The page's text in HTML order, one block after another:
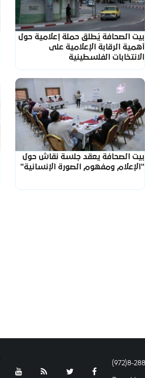
بيت الصحافة يُطلق حملة إعلامية حول
أهمية الرقابة الإعلامية على
الانتخابات الفلسطينية
بيت الصحافة يعقد جلسة نقاش حول
"الإعلام ومفهوم الصورة الإنسانية"